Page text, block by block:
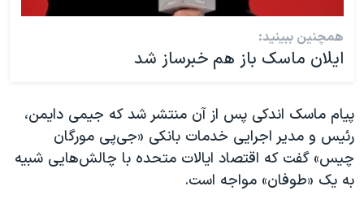
همچنین ببینید:
ایلان ماسک باز هم خبرساز شد
پیام ماسک اندکی پس از آن منتشر شد که جیمی دایمن،
رئیس و مدیر اجرایی خدمات بانکی «جی‌پی مورگان
چیس» گفت که اقتصاد ایالات متحده با چالش‌هایی شبیه
به یک «طوفان» مواجه است.